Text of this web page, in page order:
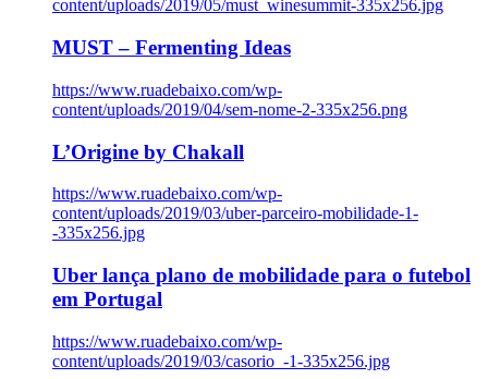
content/uploads/2019/05/must_winesummit-335x256.jpg
MUST – Fermenting Ideas
https://www.ruadebaixo.com/wp-
content/uploads/2019/04/sem-nome-2-335x256.png
L’Origine by Chakall
https://www.ruadebaixo.com/wp-
content/uploads/2019/03/uber-parceiro-mobilidade-1-
-335x256.jpg
Uber lança plano de mobilidade para o futebol
em Portugal
https://www.ruadebaixo.com/wp-
content/uploads/2019/03/casorio_-1-335x256.jpg